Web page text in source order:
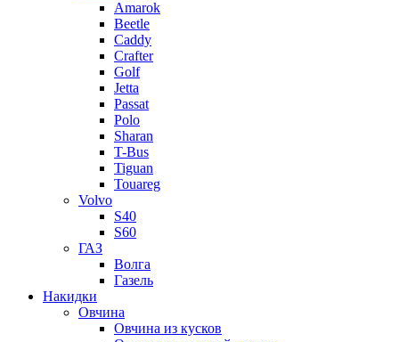
Amarok
Beetle
Caddy
Crafter
Golf
Jetta
Passat
Polo
Sharan
T-Bus
Tiguan
Touareg
Volvo
S40
S60
ГАЗ
Волга
Газель
Накидки
Овчина
Овчина из кусков